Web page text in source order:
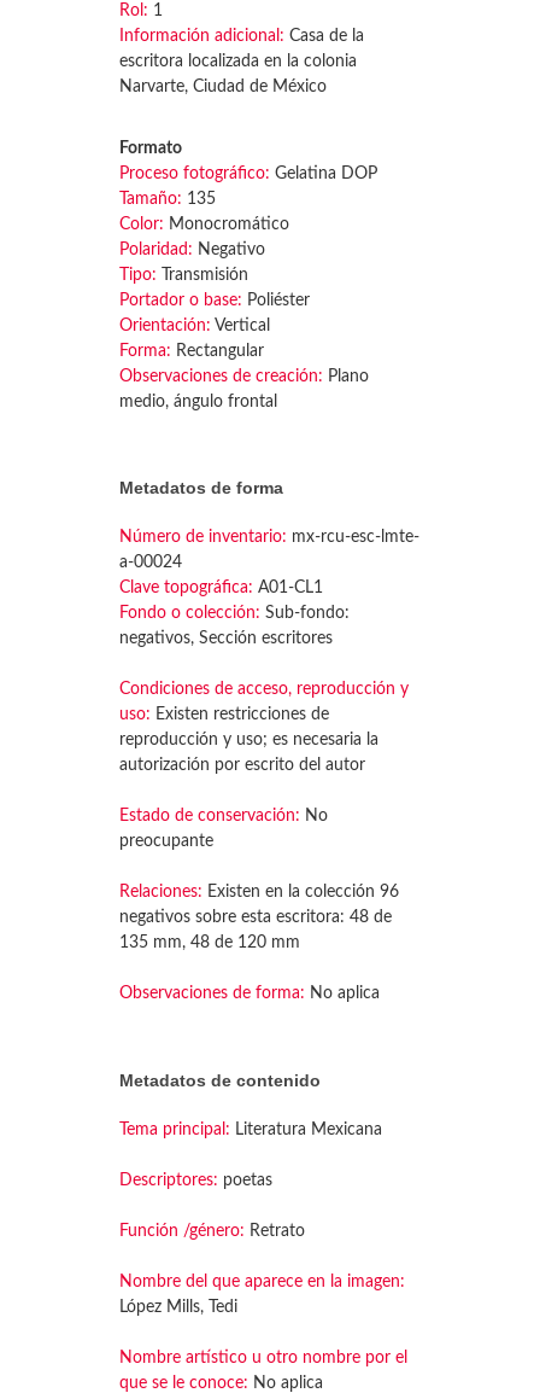
Rol: 1
Información adicional: Casa de la
escritora localizada en la colonia
Narvarte, Ciudad de México
Formato
Proceso fotográfico: Gelatina DOP
Tamaño: 135
Color: Monocromático
Polaridad: Negativo
Tipo: Transmisión
Portador o base: Poliéster
Orientación: Vertical
Forma: Rectangular
Observaciones de creación: Plano
medio, ángulo frontal
Metadatos de forma
Número de inventario: mx-rcu-esc-lmte-
a-00024
Clave topográfica: A01-CL1
Fondo o colección: Sub-fondo:
negativos, Sección escritores
Condiciones de acceso, reproducción y
uso: Existen restricciones de
reproducción y uso; es necesaria la
autorización por escrito del autor
Estado de conservación: No
preocupante
Relaciones: Existen en la colección 96
negativos sobre esta escritora: 48 de
135 mm, 48 de 120 mm
Observaciones de forma: No aplica
Metadatos de contenido
Tema principal: Literatura Mexicana
Descriptores: poetas
Función /género: Retrato
Nombre del que aparece en la imagen:
López Mills, Tedi
Nombre artístico u otro nombre por el
que se le conoce: No aplica